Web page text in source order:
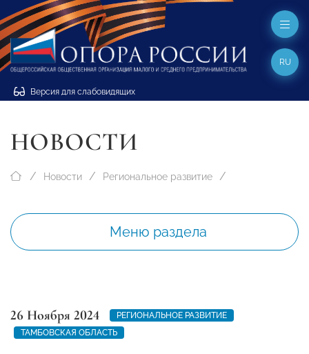
Версия для слабовидящих
RU
НОВОСТИ
Новости Региональное развитие
Меню раздела
26 Ноября 2024
РЕГИОНАЛЬНОЕ РАЗВИТИЕ
ТАМБОВСКАЯ ОБЛАСТЬ